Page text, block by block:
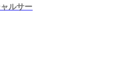
ルサー